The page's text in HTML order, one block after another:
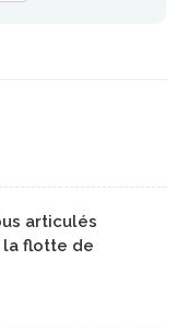
articulés
la flotte de